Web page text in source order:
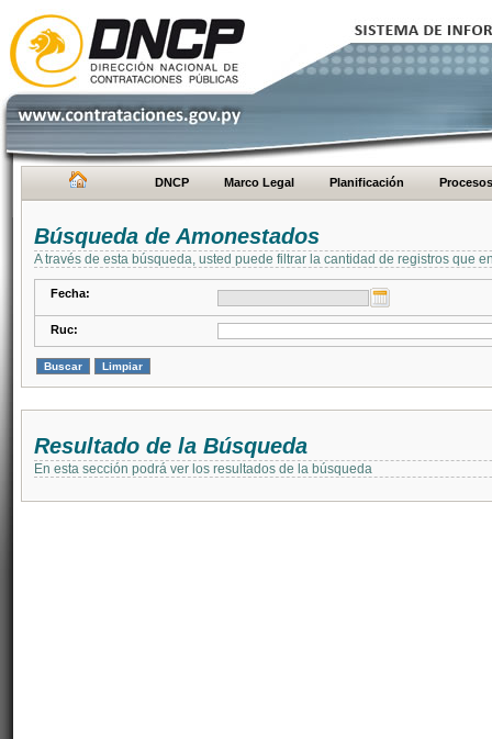
DNCP Marco Legal Planificación Procesos
Búsqueda de Amonestados
A través de esta búsqueda, usted puede filtrar la cantidad de registros que
Fecha:
Ruc:
Resultado de la Búsqueda
En esta sección podrá ver los resultados de la búsqueda